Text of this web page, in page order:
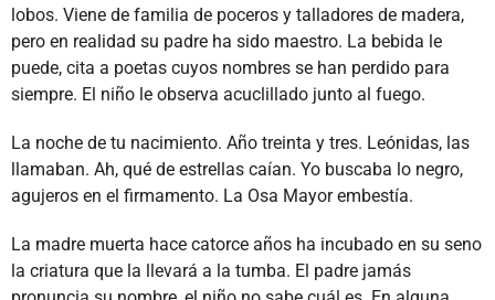
lobos. Viene de familia de poceros y talladores de madera,
pero en realidad su padre ha sido maestro. La bebida le
puede, cita a poetas cuyos nombres se han perdido para
siempre. El niño le observa acuclillado junto al fuego.
La noche de tu nacimiento. Año treinta y tres. Leónidas, las
llamaban. Ah, qué de estrellas caían. Yo buscaba lo negro,
agujeros en el firmamento. La Osa Mayor embestía.
La madre muerta hace catorce años ha incubado en su seno
la criatura que la llevará a la tumba. El padre jamás